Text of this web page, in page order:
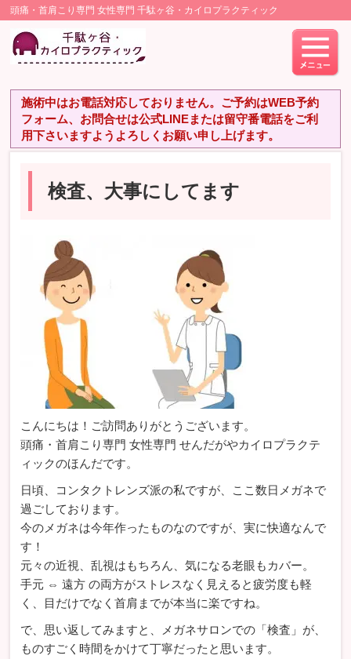
頭痛・首肩こり専門 女性専門 千駄ヶ谷・カイロプラクティック
施術中はお電話対応しておりません。ご予約はWEB予約
フォーム、お問合せは公式LINEまたは留守番電話をご利
用下さいますようよろしくお願い申し上げます。
検査、大事にしてます
こんにちは！ご訪問ありがとうございます。
頭痛・首肩こり専門 女性専門 せんだがやカイロプラクテ
ィックのほんだです。
日頃、コンタクトレンズ派の私ですが、ここ数日メガネで
過ごしております。
今のメガネは今年作ったものなのですが、実に快適なんで
す！
元々の近視、乱視はもちろん、気になる老眼もカバー。
手元 ⇔ 遠方 の両方がストレスなく見えると疲労度も軽
く、目だけでなく首肩までが本当に楽ですね。
で、思い返してみますと、メガネサロンでの「検査」が、
ものすごく時間をかけて丁寧だったと思います。